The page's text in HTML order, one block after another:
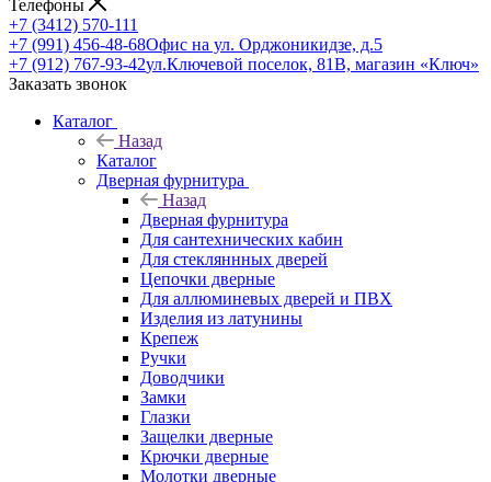
Телефоны
+7 (3412) 570-111
+7 (991) 456-48-68Офис на ул. Орджоникидзе, д.5
+7 (912) 767-93-42ул.Ключевой поселок, 81В, магазин «Ключ»
Заказать звонок
Каталог
Назад
Каталог
Дверная фурнитура
Назад
Дверная фурнитура
Для сантехнических кабин
Для стекляннных дверей
Цепочки дверные
Для аллюминевых дверей и ПВХ
Изделия из латунины
Крепеж
Ручки
Доводчики
Замки
Глазки
Защелки дверные
Крючки дверные
Молотки дверные